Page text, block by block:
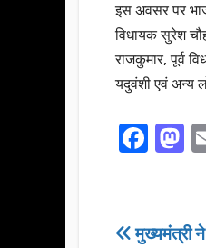
इस अवसर पर
विधायक सुरेश
राजकुमार, पूर्व
यदुवंशी एवं अन्य
F
e o
Post
मुख्यमंत्री